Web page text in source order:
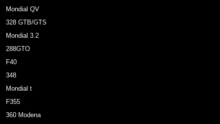
Mondial QV
328 GTB/GTS
Mondial 3.2
288GTO
F40
348
Mondial t
F355
360 Modena